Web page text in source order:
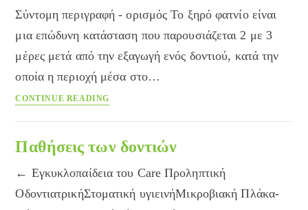
Σύντομη περιγραφή - ορισμός Το ξηρό φατνίο είναι
μια επώδυνη κατάσταση που παρουσιάζεται 2 με 3
μέρες μετά από την εξαγωγή ενός δοντιού, κατά την
οποία η περιοχή μέσα στο…
CONTINUE READING
Παθήσεις των δοντιών
← Εγκυκλοπαίδεια του Care Προληπτική
ΟδοντιατρικήΣτοματική υγιεινήΜικροβιακή Πλάκα-